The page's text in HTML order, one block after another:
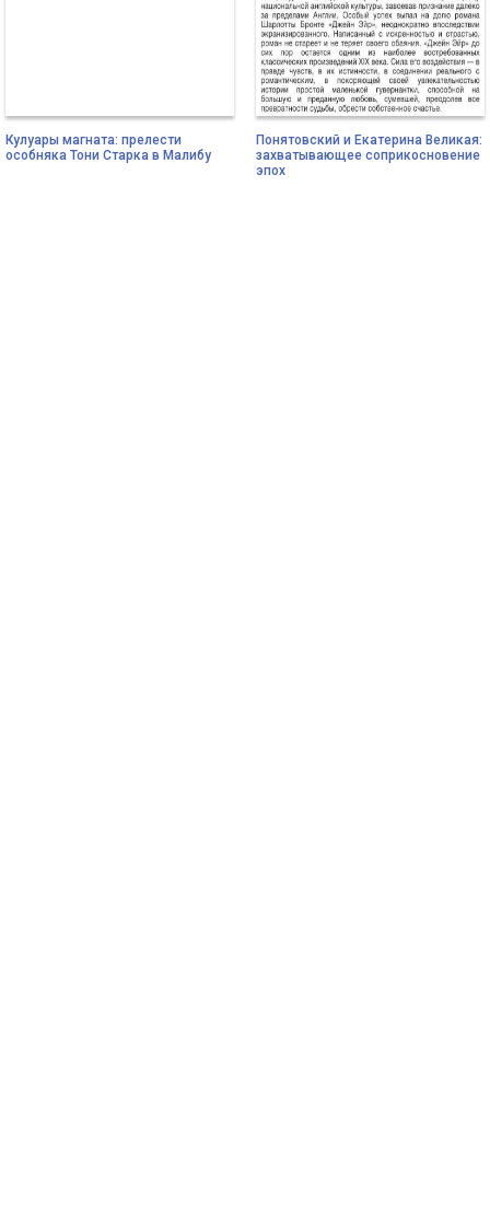
Кулуары магната: прелести
особняка Тони Старка в Малибу
Понятовский и Екатерина Великая:
захватывающее соприкосновение
эпох